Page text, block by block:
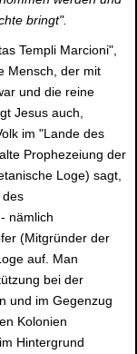
bringt".
Templi Marcioni",
Mensch, der mit
und die reine
Jesus auch,
im "Lande des
Prophezeiung der
Loge) sagt,
des
nämlich
(Mitgründer der
auf. Man
bei der
und im Gegenzug
Kolonien
Hintergrund